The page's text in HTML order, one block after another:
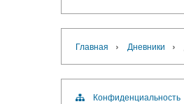
Главная › Дневники ›
Конфиденциальность